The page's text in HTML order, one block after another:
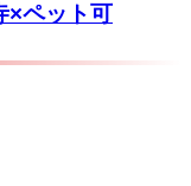
×ペット可